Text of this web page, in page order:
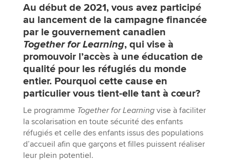
Au début de 2021, vous avez participé
au lancement de la campagne financée
par le gouvernement canadien
Together for Learning, qui vise à
promouvoir l’accès à une éducation de
qualité pour les réfugiés du monde
entier. Pourquoi cette cause en
particulier vous tient-elle tant à cœur?
Le programme Together for Learningvise à faciliter
la scolarisation en toute sécurité des enfants
réfugiés et celle des enfants issus des populations
d’accueil afin que garçons et filles puissent réaliser
leur plein potentiel.